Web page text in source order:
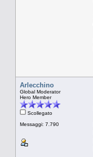
Arlecchino
Global Moderator
Hero Member
Scollegato
Messaggi: 7.790